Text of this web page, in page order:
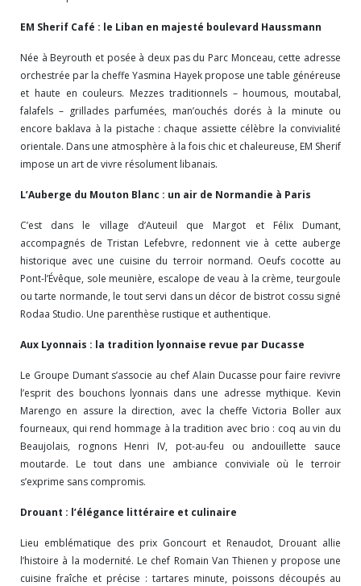
EM Sherif Café : le Liban en majesté boulevard Haussmann
Née à Beyrouth et posée à deux pas du Parc Monceau, cette adresse
orchestrée par la cheffe Yasmina Hayek propose une table généreuse
et haute en couleurs. Mezzes traditionnels – houmous, moutabal,
falafels – grillades parfumées, man’ouchés dorés à la minute ou
encore baklava à la pistache : chaque assiette célèbre la convivialité
orientale. Dans une atmosphère à la fois chic et chaleureuse, EM Sherif
impose un art de vivre résolument libanais.
L’Auberge du Mouton Blanc : un air de Normandie à Paris
C’est dans le village d’Auteuil que Margot et Félix Dumant,
accompagnés de Tristan Lefebvre, redonnent vie à cette auberge
historique avec une cuisine du terroir normand. Oeufs cocotte au
Pont-l’Évêque, sole meunière, escalope de veau à la crème, teurgoule
ou tarte normande, le tout servi dans un décor de bistrot cossu signé
Rodaa Studio. Une parenthèse rustique et authentique.
Aux Lyonnais : la tradition lyonnaise revue par Ducasse
Le Groupe Dumant s’associe au chef Alain Ducasse pour faire revivre
l’esprit des bouchons lyonnais dans une adresse mythique. Kevin
Marengo en assure la direction, avec la cheffe Victoria Boller aux
fourneaux, qui rend hommage à la tradition avec brio : coq au vin du
Beaujolais, rognons Henri IV, pot-au-feu ou andouillette sauce
moutarde. Le tout dans une ambiance conviviale où le terroir
s’exprime sans compromis.
Drouant : l’élégance littéraire et culinaire
Lieu emblématique des prix Goncourt et Renaudot, Drouant allie
l’histoire à la modernité. Le chef Romain Van Thienen y propose une
cuisine fraîche et précise : tartares minute, poissons découpés au